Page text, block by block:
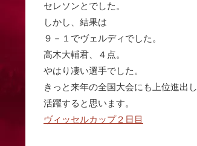
セレソンとでした。
しかし、結果は
９－１でヴェルディでした。
高木大輔君、４点。
やはり凄い選手でした。
きっと来年の全国大会にも上位進出し
活躍すると思います。
ヴィッセルカップ２日目